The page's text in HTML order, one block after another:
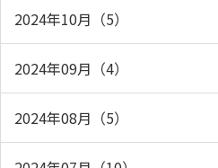
2024年10月（5）
2024年09月（4）
2024年08月（5）